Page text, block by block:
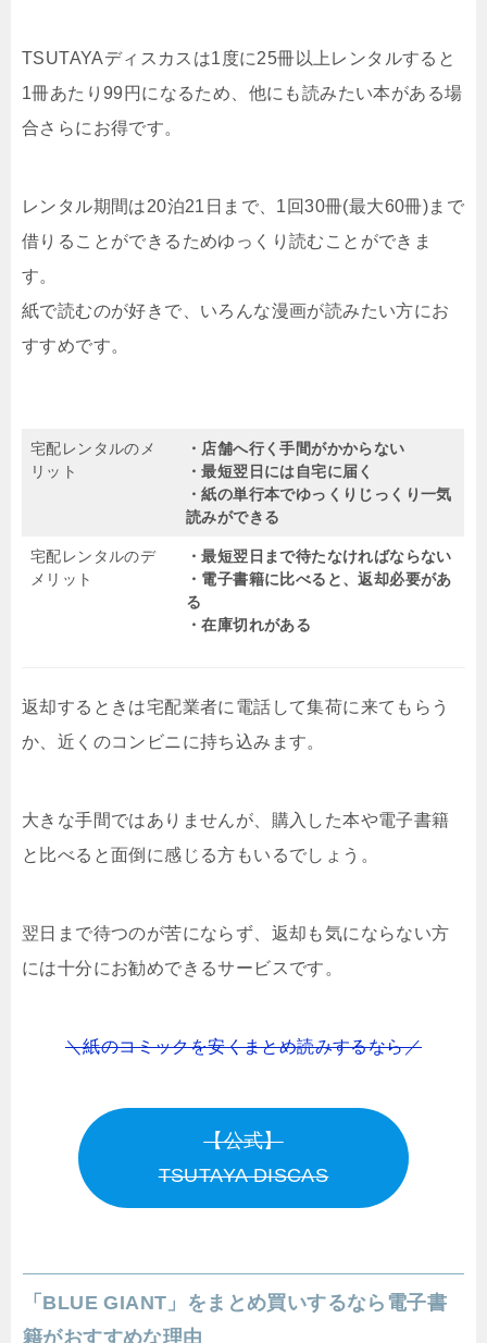
TSUTAYAディスカスは1度に25冊以上レンタルすると
1冊あたり99円になるため、他にも読みたい本がある場
合さらにお得です。
レンタル期間は20泊21日まで、1回30冊(最大60冊)まで
借りることができるためゆっくり読むことができま
す。
紙で読むのが好きで、いろんな漫画が読みたい方にお
すすめです。
宅配レンタルのメ
リット
・店舗へ行く手間がかからない
・最短翌日には自宅に届く
・紙の単行本でゆっくりじっくり一気
読みができる
宅配レンタルのデ
メリット
・最短翌日まで待たなければならない
・電子書籍に比べると、返却必要があ
る
・在庫切れがある
返却するときは宅配業者に電話して集荷に来てもらう
か、近くのコンビニに持ち込みます。
大きな手間ではありませんが、購入した本や電子書籍
と比べると面倒に感じる方もいるでしょう。
翌日まで待つのが苦にならず、返却も気にならない方
には十分にお勧めできるサービスです。
＼紙のコミックを安くまとめ読みするなら／
【公式】
TSUTAYA DISCAS
「BLUE GIANT」をまとめ買いするなら電子書
籍がおすすめな理由